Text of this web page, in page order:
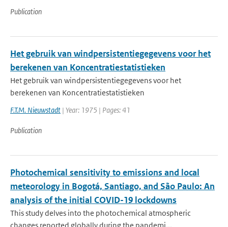
Publication
Het gebruik van windpersistentiegegevens voor het
berekenen van Koncentratiestatistieken
Het gebruik van windpersistentiegegevens voor het
berekenen van Koncentratiestatistieken
F.T.M. Nieuwstadt | Year: 1975 | Pages: 41
Publication
Photochemical sensitivity to emissions and local
meteorology in Bogotá, Santiago, and São Paulo: An
analysis of the initial COVID-19 lockdowns
This study delves into the photochemical atmospheric